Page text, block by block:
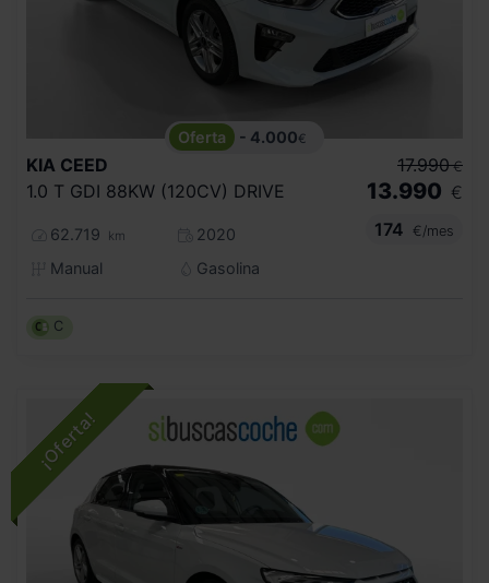
- 4.000€
KIA CEED
1.0 T GDI 88KW (120CV) DRIVE
62.719 km
2020
Manual
Gasolina
17.990 €
13.990 €
174
€/mes
C